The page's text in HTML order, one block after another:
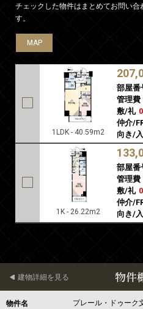
チェックした物件はまとめてお問い合
す。
MAP
1LDK - 40.59m2
部屋番
管理費
敷/礼
仲介/
向き/
MAP
1K - 26.22m2
部屋番
管理費
敷/礼
仲介/
向き/
物件
建物詳細を見る
物件名 プレール・ドゥーク